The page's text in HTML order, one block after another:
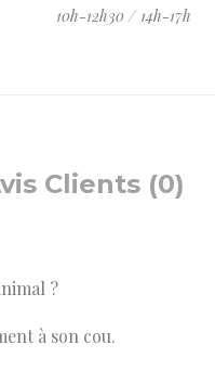
10h-12h30 / 14h-17h
Clients (0)
?
à son cou.